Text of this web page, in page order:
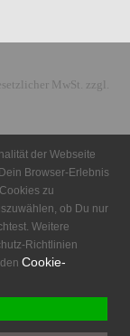
MwSt. zzgl.
der Webseite
Browser-Erlebnis
zu
ob Du nur
Weitere
Richtlinien
denCookie-